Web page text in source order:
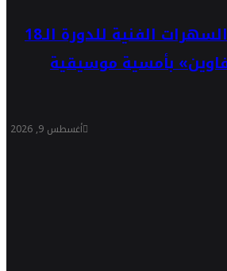
تافراوت.. انطلاق السهرات الفنية للدورة الـ18
بأمسية موسيقية
أغسطس 9, 2026